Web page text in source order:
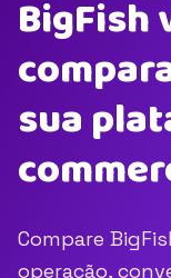
BigFish
sua
Compare
operação,